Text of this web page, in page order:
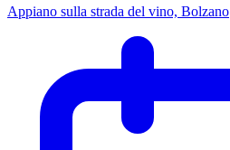
Appiano sulla strada del vino, Bolzano